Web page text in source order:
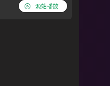
源站播放